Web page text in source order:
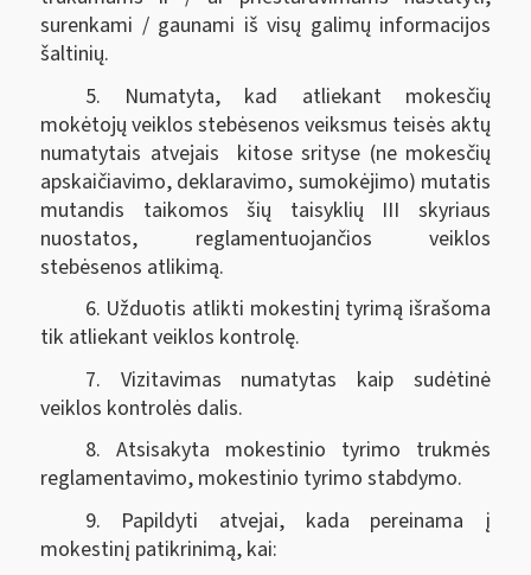
surenkami / gaunami iš visų galimų informacijos
šaltinių.
5. Numatyta, kad atliekant mokesčių
mokėtojų veiklos stebėsenos veiksmus teisės aktų
numatytais atvejais kitose srityse (ne mokesčių
apskaičiavimo, deklaravimo, sumokėjimo) mutatis
mutandis taikomos šių taisyklių III skyriaus
nuostatos, reglamentuojančios veiklos
stebėsenos atlikimą.
6. Užduotis atlikti mokestinį tyrimą išrašoma
tik atliekant veiklos kontrolę.
7. Vizitavimas numatytas kaip sudėtinė
veiklos kontrolės dalis.
8. Atsisakyta mokestinio tyrimo trukmės
reglamentavimo, mokestinio tyrimo stabdymo.
9. Papildyti atvejai, kada pereinama į
mokestinį patikrinimą, kai: